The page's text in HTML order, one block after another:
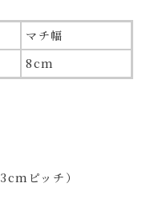
マチ幅
8cm
ピッチ）